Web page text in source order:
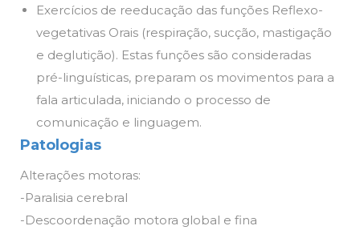
Exercícios de reeducação das funções Reflexo-
vegetativas Orais (respiração, sucção, mastigação
e deglutição). Estas funções são consideradas
pré-linguísticas, preparam os movimentos para a
fala articulada, iniciando o processo de
comunicação e linguagem.
Patologias
Alterações motoras:
-Paralisia cerebral
-Descoordenação motora global e fina